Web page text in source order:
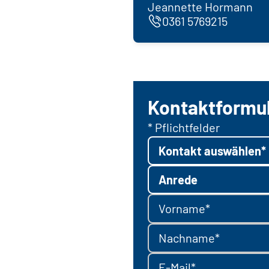
Jeannette Hormann
0361 5769215
* Pflichtfelder
Kontakt auswählen*
Anrede
Vorname*
Nachname*